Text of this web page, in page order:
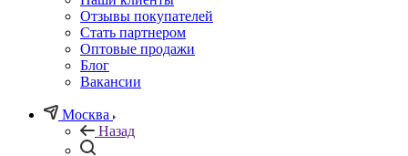
Отзывы покупателей
Стать партнером
Оптовые продажи
Блог
Вакансии
Москва
Назад